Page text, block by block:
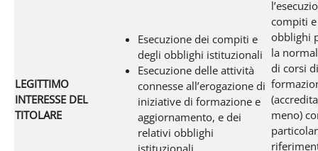
LEGITTIMO
INTERESSE DEL
TITOLARE
Esecuzione dei compiti e
degli obblighi istituzionali
Esecuzione delle attività
connesse all’erogazione di
iniziative di formazione e
aggiornamento, e dei
relativi obblighi
istituzionali
compiti
obblighi
la
di corsi di
meno)